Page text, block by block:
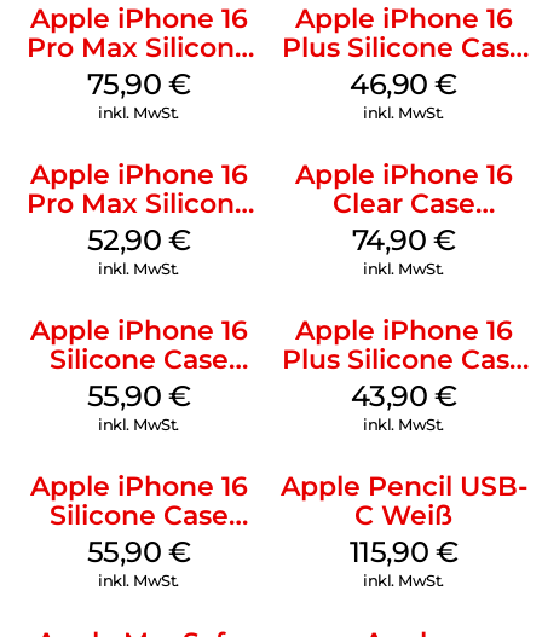
Apple iPhone 16
Pro Max Silicone
Case MagSafe
Stone Gray
75,90 €
inkl. MwSt.
Apple iPhone 16
Plus Silicone Case
MagSafe Stone
Gray
46,90€
inkl. MwSt.
Apple iPhone 16
Pro Max Silicone
Case MagSafe
Ultramarine
52,90 €
inkl. MwSt.
Apple iPhone 16
Clear Case
MagSafe
Transparent
74,90 €
inkl. MwSt.
Apple iPhone 16
Silicone Case
MagSafe Plum
55,90 €
inkl. MwSt.
Apple iPhone 16
Plus Silicone Case
MagSafe Black
43,90 €
inkl. MwSt.
Apple iPhone 16
Silicone Case
MagSafe
Ultramarine
55,90 €
inkl. MwSt.
Apple Pencil USB-
C Weiß
115,90 €
inkl. MwSt.